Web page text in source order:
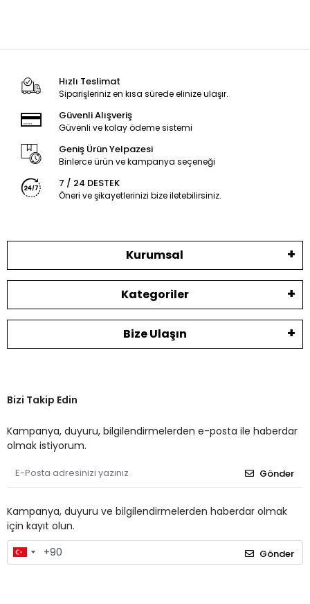
Hızlı Teslimat
Siparişleriniz en kısa sürede elinize ulaşır.
Güvenli Alışveriş
Güvenli ve kolay ödeme sistemi
Geniş Ürün Yelpazesi
Binlerce ürün ve kampanya seçeneği
7 / 24 DESTEK
Öneri ve şikayetlerinizi bize iletebilirsiniz.
Kurumsal
Kategoriler
Bize Ulaşın
Bizi Takip Edin
Kampanya, duyuru, bilgilendirmelerden e-posta ile haberdar
olmak istiyorum.
Gönder
Kampanya, duyuru ve bilgilendirmelerden haberdar olmak
için kayıt olun.
Gönder